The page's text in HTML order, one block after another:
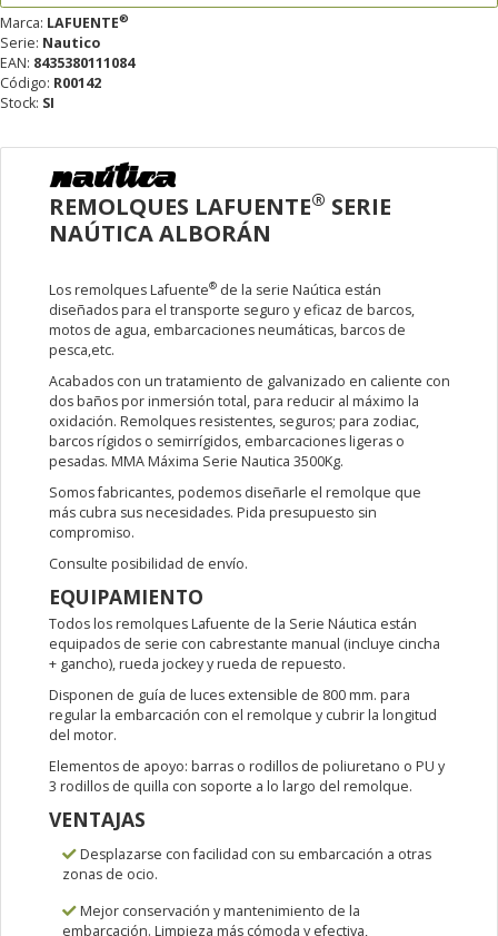
Marca: LAFUENTE®
Serie: Nautico
EAN: 8435380111084
Código: R00142
Stock: SI
REMOLQUES LAFUENTE® SERIE
NAÚTICA ALBORÁN
Los remolques Lafuente®de la serie Naútica están
diseñados para el transporte seguro y eficaz de barcos,
motos de agua, embarcaciones neumáticas, barcos de
pesca,etc.
Acabados con un tratamiento de galvanizado en caliente con
dos baños por inmersión total, para reducir al máximo la
oxidación. Remolques resistentes, seguros; para zodiac,
barcos rígidos o semirrígidos, embarcaciones ligeras o
pesadas. MMA Máxima Serie Nautica 3500Kg.
Somos fabricantes, podemos diseñarle el remolque que
más cubra sus necesidades. Pida presupuesto sin
compromiso.
Consulte posibilidad de envío.
EQUIPAMIENTO
Todos los remolques Lafuente de la Serie Náutica están
equipados de serie con cabrestante manual (incluye cincha
+ gancho), rueda jockey y rueda de repuesto.
Disponen de guía de luces extensible de 800 mm. para
regular la embarcación con el remolque y cubrir la longitud
del motor.
Elementos de apoyo: barras o rodillos de poliuretano o PU y
3 rodillos de quilla con soporte a lo largo del remolque.
VENTAJAS
Desplazarse con facilidad con su embarcación a otras
zonas de ocio.
Mejor conservación y mantenimiento de la
embarcación. Limpieza más cómoda y efectiva,